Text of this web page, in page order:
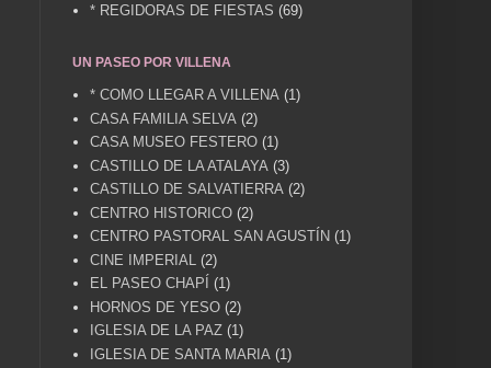
* REGIDORAS DE FIESTAS (69)
UN PASEO POR VILLENA
* COMO LLEGAR A VILLENA (1)
CASA FAMILIA SELVA (2)
CASA MUSEO FESTERO (1)
CASTILLO DE LA ATALAYA (3)
CASTILLO DE SALVATIERRA (2)
CENTRO HISTORICO (2)
CENTRO PASTORAL SAN AGUSTÍN (1)
CINE IMPERIAL
(2)
EL PASEO CHAPÍ
(1)
HORNOS DE YESO (2)
IGLESIA DE LA PAZ (1)
IGLESIA DE SANTA MARIA (1)